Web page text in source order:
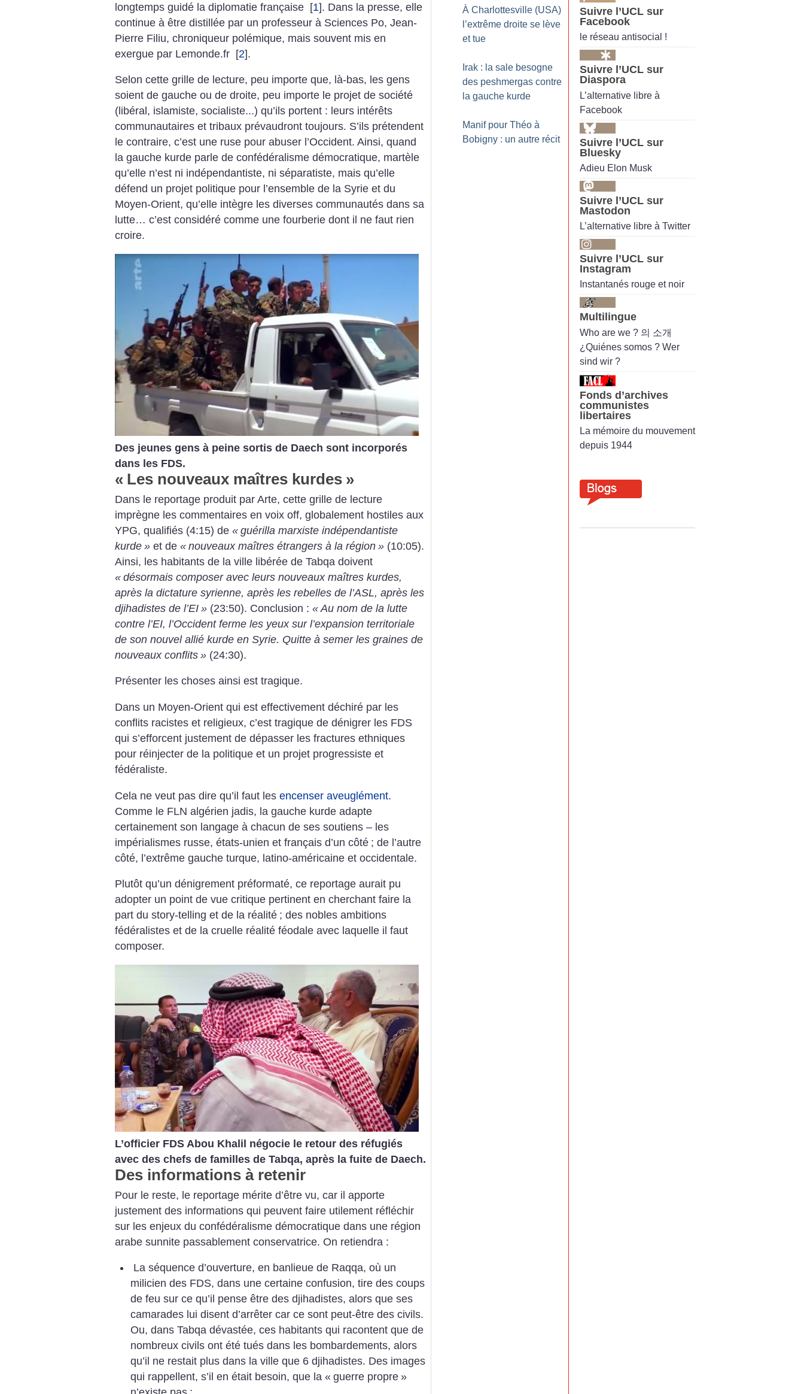
longtemps guidé la diplomatie française [1]. Dans la presse, elle
continue à être distillée par un professeur à Sciences Po, Jean-
Pierre Filiu, chroniqueur polémique, mais souvent mis en
exergue par Lemonde.fr [2].
Selon cette grille de lecture, peu importe que, là-bas, les gens
soient de gauche ou de droite, peu importe le projet de société
(libéral, islamiste, socialiste...) qu’ils portent : leurs intérêts
communautaires et tribaux prévaudront toujours. S’ils prétendent
le contraire, c’est une ruse pour abuser l’Occident. Ainsi, quand
la gauche kurde parle de confédéralisme démocratique, martèle
qu’elle n’est ni indépendantiste, ni séparatiste, mais qu’elle
défend un projet politique pour l’ensemble de la Syrie et du
Moyen-Orient, qu’elle intègre les diverses communautés dans sa
lutte… c’est considéré comme une fourberie dont il ne faut rien
croire.
Des jeunes gens à peine sortis de Daech sont incorporés
dans les FDS.
« Les nouveaux maîtres kurdes »
Dans le reportage produit par Arte, cette grille de lecture
imprègne les commentaires en voix off, globalement hostiles aux
YPG, qualifiés (4:15) de « guérilla marxiste indépendantiste
kurde » et de « nouveaux maîtres étrangers à la région » (10:05).
Ainsi, les habitants de la ville libérée de Tabqa doivent
« désormais composer avec leurs nouveaux maîtres kurdes,
après la dictature syrienne, après les rebelles de l’ASL, après les
djihadistes de l’EI » (23:50). Conclusion : « Au nom de la lutte
contre l’EI, l’Occident ferme les yeux sur l’expansion territoriale
de son nouvel allié kurde en Syrie. Quitte à semer les graines de
nouveaux conflits » (24:30).
Présenter les choses ainsi est tragique.
Dans un Moyen-Orient qui est effectivement déchiré par les
conflits racistes et religieux, c’est tragique de dénigrer les FDS
qui s’efforcent justement de dépasser les fractures ethniques
pour réinjecter de la politique et un projet progressiste et
fédéraliste.
Cela ne veut pas dire qu’il faut les encenser aveuglément.
Comme le FLN algérien jadis, la gauche kurde adapte
certainement son langage à chacun de ses soutiens – les
impérialismes russe, états-unien et français d’un côté ; de l’autre
côté, l’extrême gauche turque, latino-américaine et occidentale.
Plutôt qu’un dénigrement préformaté, ce reportage aurait pu
adopter un point de vue critique pertinent en cherchant faire la
part du story-telling et de la réalité ; des nobles ambitions
fédéralistes et de la cruelle réalité féodale avec laquelle il faut
composer.
L’officier FDS Abou Khalil négocie le retour des réfugiés
avec des chefs de familles de Tabqa, après la fuite de Daech.
Des informations à retenir
Pour le reste, le reportage mérite d’être vu, car il apporte
justement des informations qui peuvent faire utilement réfléchir
sur les enjeux du confédéralisme démocratique dans une région
arabe sunnite passablement conservatrice. On retiendra :
La séquence d’ouverture, en banlieue de Raqqa, où un
milicien des FDS, dans une certaine confusion, tire des coups
de feu sur ce qu’il pense être des djihadistes, alors que ses
camarades lui disent d’arrêter car ce sont peut-être des civils.
Ou, dans Tabqa dévastée, ces habitants qui racontent que de
nombreux civils ont été tués dans les bombardements, alors
qu’il ne restait plus dans la ville que 6 djihadistes. Des images
qui rappellent, s’il en était besoin, que la « guerre propre »
À Charlottesville (USA)
l’extrême droite se lève
et tue
Irak : la sale besogne
des peshmergas contre
la gauche kurde
Manif pour Théo à
Bobigny : un autre récit
Suivre l’UCL sur
Facebook
le réseau antisocial !
Suivre l’UCL sur
Diaspora
L’alternative libre à
Facebook
Suivre l’UCL sur
Bluesky
Adieu Elon Musk
Suivre l’UCL sur
Mastodon
L’alternative libre à Twitter
Suivre l’UCL sur
Instagram
Instantanés rouge et noir
Multilingue
Who are we ? 의 소개
¿Quiénes somos ? Wer
sind wir ?
Fonds d’archives
communistes
libertaires
La mémoire du mouvement
depuis 1944